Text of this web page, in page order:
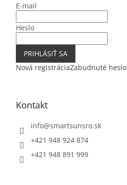
E-mail
Heslo
PRIHLÁSIŤ SA
Nová registráciaZabudnuté heslo
Kontakt
info@smartsunsro.sk
+421 948 924 874
+421 948 891 999